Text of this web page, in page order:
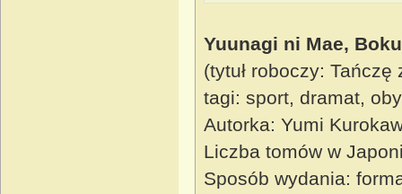
Yuunagi ni Mae,
(tytuł roboczy:
tagi: sport, dramat,
Autorka: Yumi
Liczba tomów w
Sposób wydania: